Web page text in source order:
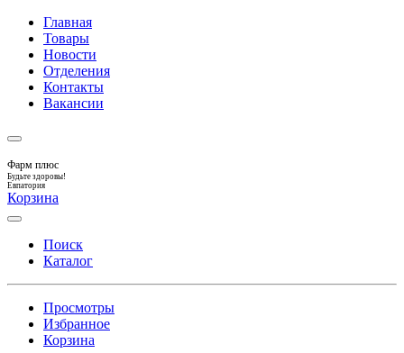
Главная
Товары
Новости
Отделения
Контакты
Вакансии
Фарм плюс
Будьте здоровы!
Евпатория
Корзина
Поиск
Каталог
Просмотры
Избранное
Корзина